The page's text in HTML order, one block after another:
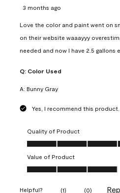
3 months ago
Love the color and paint went on
on their website waaayyy
needed and now I have 2.5 gallons
Q: Color Used
A: Bunny Gray
Yes, I recommend this product.
Quality of Product
Quality of Product, 5.0 out of 5
Value of Product
Value of Product, 3.0 out of 5
Helpful? (1) (0)